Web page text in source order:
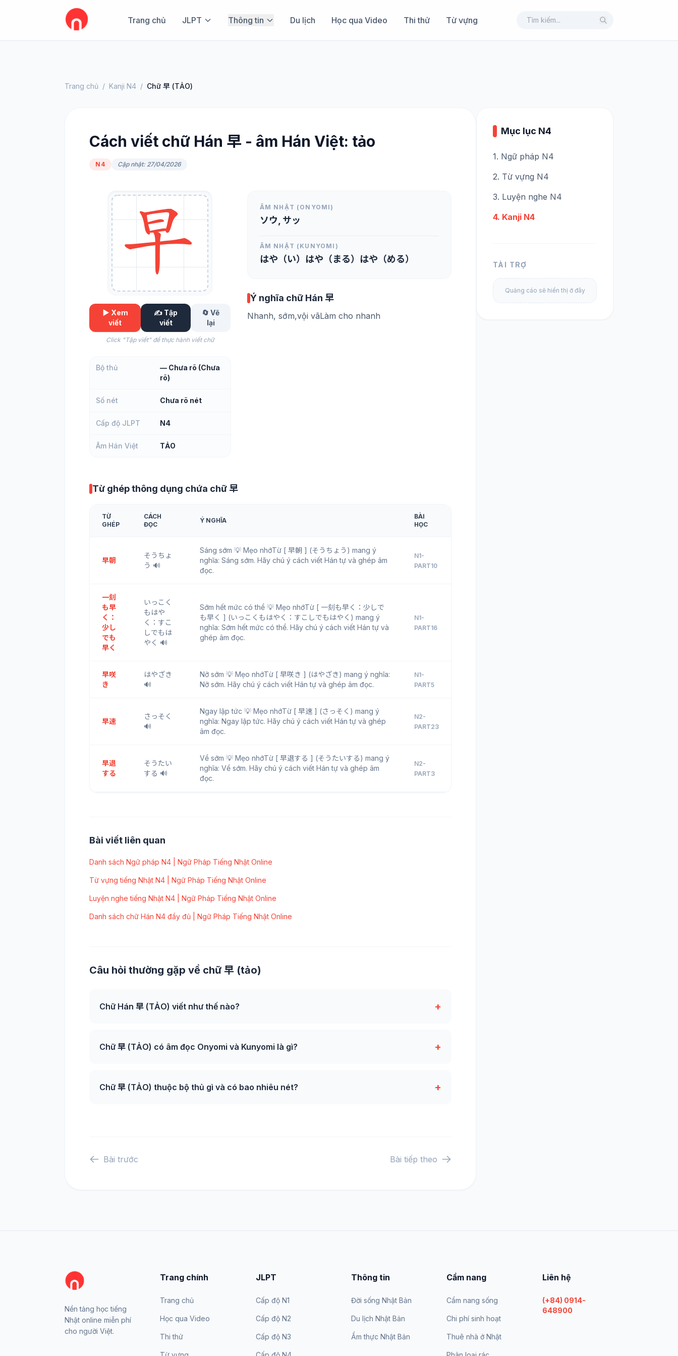
Trang chủ JLPT Thông tin Du lịch Học qua Video Thi thử Từ vựng
Trang chủ / Kanji N4 / Chữ 早 (TẢO)
Cách viết chữ Hán 早 - âm Hán Việt: tảo
N4 Cập nhật: 27/04/2026
▶️ Xem
viết
✍️ Tập
viết
🔄 Vẽ
lại
Click "Tập viết" để thực hành viết chữ
Bộ thủ
— Chưa rõ (Chưa
rõ)
Số nét Chưa rõ nét
Cấp độ JLPT N4
Âm Hán Việt TẢO
ÂM NHẬT (ONYOMI)
ソウ, サッ
ÂM NHẬT (KUNYOMI)
はや（い）はや（まる）はや（める）
Ý nghĩa chữ Hán 早
Nhanh, sớm,vội vãLàm cho nhanh
Từ ghép thông dụng chứa chữ 早
TỪ
GHÉP
CÁCH
ĐỌC
Ý NGHĨA
BÀI
HỌC
早朝
そうちょ
う 🔊
Sáng sớm 💡 Mẹo nhớTừ [ 早朝 ] (そうちょう) mang ý
nghĩa: Sáng sớm. Hãy chú ý cách viết Hán tự và ghép âm
đọc.
N1-
PART10
一刻
も早
く：
少し
でも
早く
いっこく
もはや
く：すこ
しでもは
やく 🔊
Sớm hết mức có thể 💡 Mẹo nhớTừ [ 一刻も早く：少しで
も早く ] (いっこくもはやく：すこしでもはやく) mang ý
nghĩa: Sớm hết mức có thể. Hãy chú ý cách viết Hán tự và
ghép âm đọc.
N1-
PART16
早咲
き
はやざき
🔊
Nở sớm 💡 Mẹo nhớTừ [ 早咲き ] (はやざき) mang ý nghĩa:
Nở sớm. Hãy chú ý cách viết Hán tự và ghép âm đọc.
N1-
PART5
早速
さっそく
🔊
Ngay lập tức 💡 Mẹo nhớTừ [ 早速 ] (さっそく) mang ý
nghĩa: Ngay lập tức. Hãy chú ý cách viết Hán tự và ghép
âm đọc.
N2-
PART23
早退
する
そうたい
する 🔊
Về sớm 💡 Mẹo nhớTừ [ 早退する ] (そうたいする) mang ý
nghĩa: Về sớm. Hãy chú ý cách viết Hán tự và ghép âm
đọc.
N2-
PART3
Bài viết liên quan
Danh sách Ngữ pháp N4 | Ngữ Pháp Tiếng Nhật Online
Từ vựng tiếng Nhật N4 | Ngữ Pháp Tiếng Nhật Online
Luyện nghe tiếng Nhật N4 | Ngữ Pháp Tiếng Nhật Online
Danh sách chữ Hán N4 đầy đủ | Ngữ Pháp Tiếng Nhật Online
Câu hỏi thường gặp về chữ 早 (tảo)
Chữ Hán 早 (TẢO) viết như thế nào? +
Chữ 早 (TẢO) có âm đọc Onyomi và Kunyomi là gì? +
Chữ 早 (TẢO) thuộc bộ thủ gì và có bao nhiêu nét? +
Bài trước Bài tiếp theo
Mục lục N4
1. Ngữ pháp N4
2. Từ vựng N4
3. Luyện nghe N4
4. Kanji N4
TÀI TRỢ
Quảng cáo sẽ hiển thị ở đây
Nền tảng học tiếng
Nhật online miễn phí
cho người Việt.
Trang chính
Trang chủ
Học qua Video
Thi thử
JLPT
Cấp độ N1
Cấp độ N2
Cấp độ N3
Thông tin
Đời sống Nhật Bản
Du lịch Nhật Bản
Ẩm thực Nhật Bản
Cẩm nang
Cẩm nang sống
Chi phí sinh hoạt
Thuê nhà ở Nhật
Liên hệ
(+84) 0914-
648900